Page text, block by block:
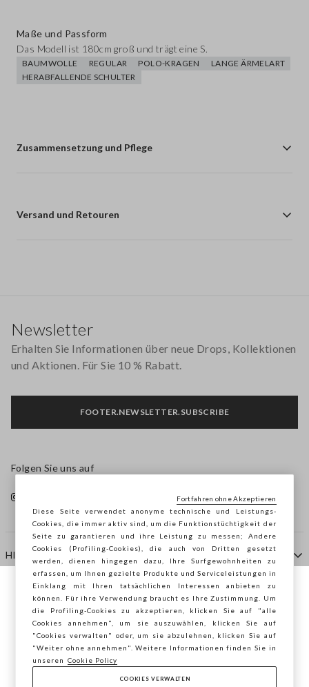
Maße und Passform
Das Modell ist 180cm groß und trägt eine S.
BAUMWOLLE REGULAR POLO-KRAGEN
LANGE ÄRMELART
HERABFALLENDE SCHULTER
Zusammensetzung und Pflege
Versand und Retouren
HILFE
AGENTUR
KONTAKTE
Newsletter
Erhalten Sie Informationen über neue Drops, Kollektionen
und Aktionen. Für Sie 10 % Rabatt.
FOOTER.NEWSLETTER.SUBSCRIBE
Folgen Sie uns auf
Sie surfen auf der Seite von STEFANEL
Österreich, möchten Sie Ihren Standort
speichern?
BESTÄTIGEN
Diese Seite verwendet anonyme technische und Leistungs-
Cookies, die immer aktiv sind, um die Funktionstüchtigkeit der
Seite zu garantieren und ihre Leistung zu messen; Andere
Cookies (Profiling-Cookies), die auch von Dritten gesetzt
werden, dienen hingegen dazu, Ihre Surfgewohnheiten zu
erfassen, um Ihnen gezielte Produkte und Serviceleistungen in
Einklang mit Ihren tatsächlichen Interessen anbieten zu
können. Für ihre Verwendung braucht es Ihre Zustimmung. Um
die Profiling-Cookies zu akzeptieren, klicken Sie auf "alle
Cookies annehmen", um sie auszuwählen, klicken Sie auf
"Cookies verwalten" oder, um sie abzulehnen, klicken Sie auf
"Weiter ohne annehmen". Weitere Informationen finden Sie in
unseren
Cookie Policy
COOKIES VERWALTEN
Fortfahren ohne Akzeptieren